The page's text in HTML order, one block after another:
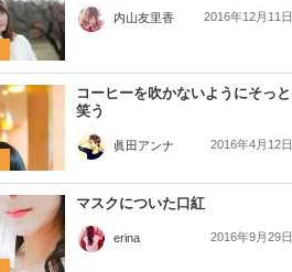
内山友里香 2016年12月11日
コーヒーを吹かないようにそっと
笑う
眞田アンナ 2016年4月12日
マスクについた口紅
erina 2016年9月29日